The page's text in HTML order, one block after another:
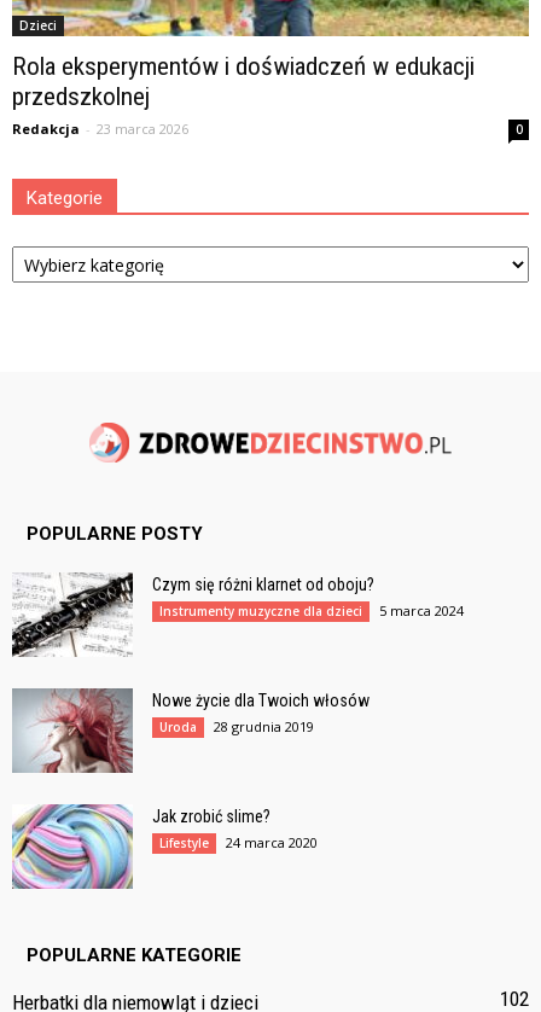
Dzieci
Rola eksperymentów i doświadczeń w edukacji
przedszkolnej
Redakcja - 23 marca 2026 0
Kategorie
Kategorie
POPULARNE POSTY
Czym się różni klarnet od oboju?
Instrumenty muzyczne dla dzieci 5 marca 2024
Nowe życie dla Twoich włosów
Uroda 28 grudnia 2019
Jak zrobić slime?
Lifestyle 24 marca 2020
POPULARNE KATEGORIE
Herbatki dla niemowląt i dzieci 102